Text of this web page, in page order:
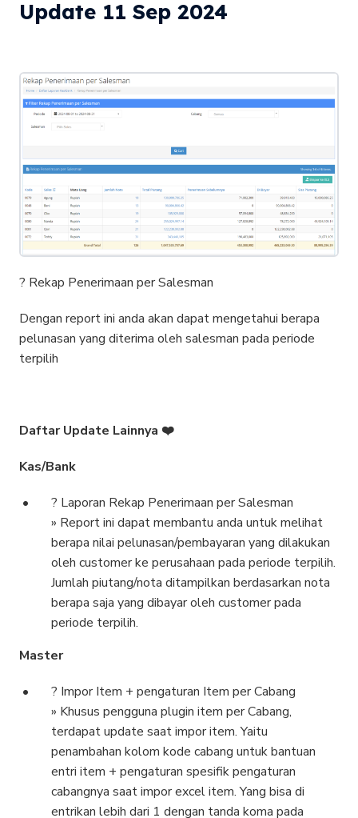
Update 11 Sep 2024
? Rekap Penerimaan per Salesman
Dengan report ini anda akan dapat mengetahui berapa
pelunasan yang diterima oleh salesman pada periode
terpilih
Daftar Update Lainnya ❤️
Kas/Bank
? Laporan Rekap Penerimaan per Salesman
» Report ini dapat membantu anda untuk melihat
berapa nilai pelunasan/pembayaran yang dilakukan
oleh customer ke perusahaan pada periode terpilih.
Jumlah piutang/nota ditampilkan berdasarkan nota
berapa saja yang dibayar oleh customer pada
periode terpilih.
Master
? Impor Item + pengaturan Item per Cabang
» Khusus pengguna plugin item per Cabang,
terdapat update saat impor item. Yaitu
penambahan kolom kode cabang untuk bantuan
entri item + pengaturan spesifik pengaturan
cabangnya saat impor excel item. Yang bisa di
entrikan lebih dari 1 dengan tanda koma pada